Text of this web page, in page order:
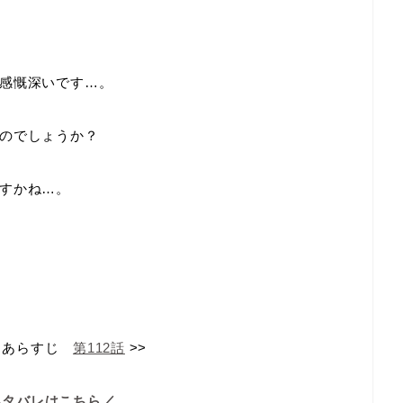
慨深いです…。
でしょうか？
かね…。
らすじ第112話 >>